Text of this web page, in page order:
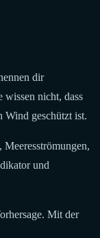
dir
wissen nicht, dass
Wind geschützt ist.
und
Mit der